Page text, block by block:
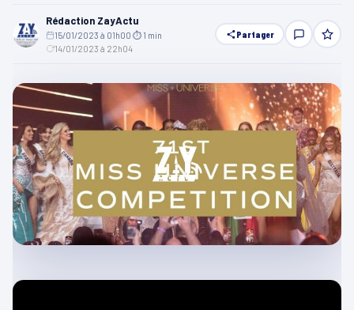
Rédaction ZayActu
15/01/2023 à 01h00 ⏱ 1 min
14/01/2023 à 22h04
Partager